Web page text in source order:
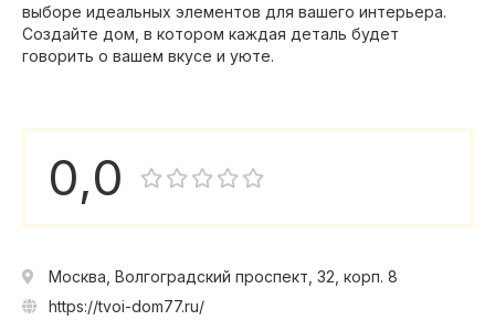
выборе идеальных элементов для вашего интерьера.
Создайте дом, в котором каждая деталь будет
говорить о вашем вкусе и уюте.
0,0
Москва, Волгоградский проспект, 32, корп. 8
https://tvoi-dom77.ru/